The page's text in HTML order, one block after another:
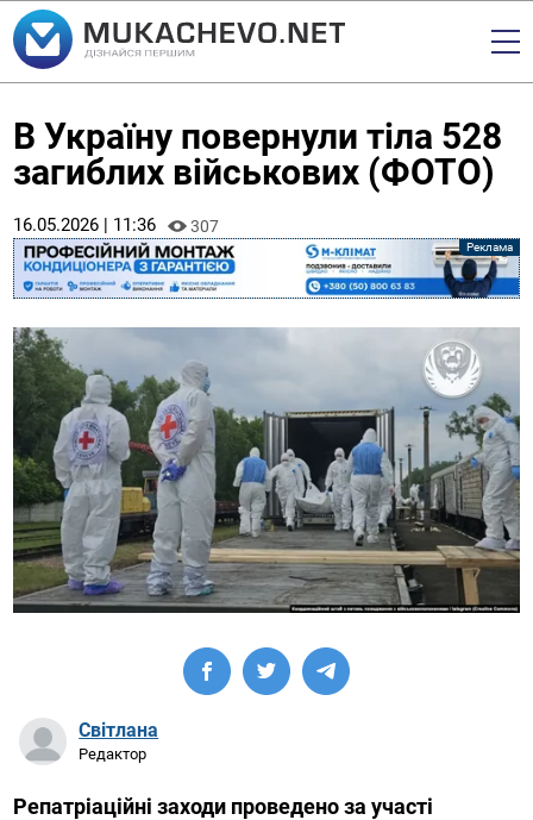
В Україну повернули тіла 528
загиблих військових (ФОТО)
16.05.2026 | 11:36 307
Світлана
Редактор
Репатріаційні заходи проведено за участі